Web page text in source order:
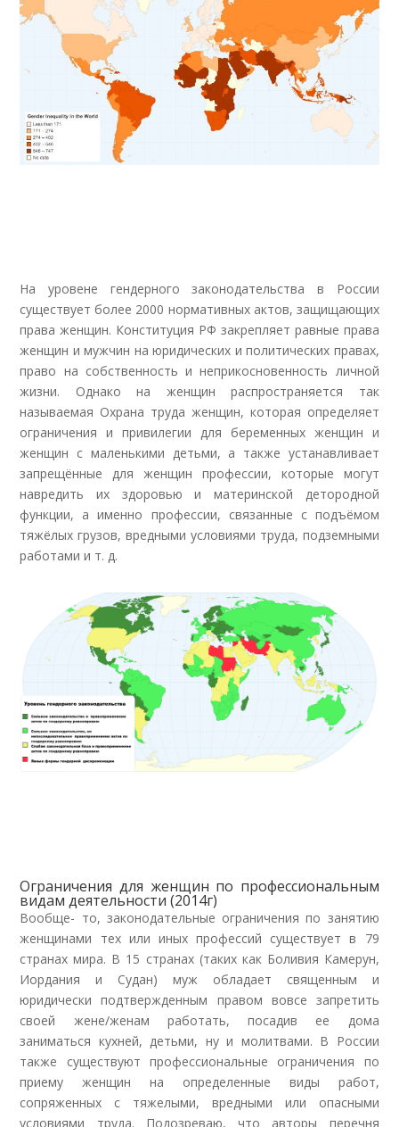
На уровене гендерного законодательства в России
существует более 2000 нормативных актов, защищающих
права женщин. Конституция РФ закрепляет равные права
женщин и мужчин на юридических и политических правах,
право на собственность и неприкосновенность личной
жизни. Однако на женщин распространяется так
называемая Охрана труда женщин, которая определяет
ограничения и привилегии для беременных женщин и
женщин с маленькими детьми, а также устанавливает
запрещённые для женщин профессии, которые могут
навредить их здоровью и материнской детородной
функции, а именно профессии, связанные с подъёмом
тяжёлых грузов, вредными условиями труда, подземными
работами и т. д.
Ограничения для женщин по профессиональным
видам деятельности (2014г)
Вообще- то, законодательные ограничения по занятию
женщинами тех или иных профессий существует в 79
странах мира. В 15 странах (таких как Боливия Камерун,
Иордания и Судан) муж обладает священным и
юридически подтвержденным правом вовсе запретить
своей жене/женам работать, посадив ее дома
заниматься кухней, детьми, ну и молитвами. В России
также существуют профессиональные ограничения по
приему женщин на определенные виды работ,
сопряженных с тяжелыми, вредными или опасными
условиями труда. Подозреваю, что авторы перечня